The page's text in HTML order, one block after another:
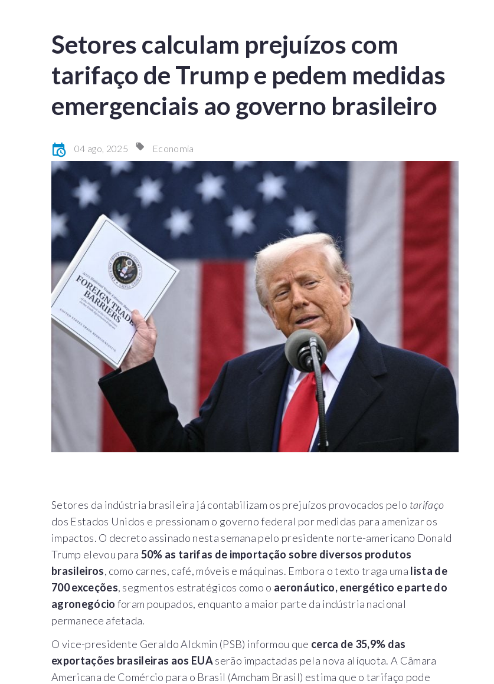
Setores calculam prejuízos com
tarifaço de Trump e pedem medidas
emergenciais ao governo brasileiro
04 ago, 2025 Economia
Setores da indústria brasileira já contabilizam os prejuízos provocados pelo tarifaço
dos Estados Unidos e pressionam o governo federal por medidas para amenizar os
impactos. O decreto assinado nesta semana pelo presidente norte-americano Donald
Trump elevou para 50% as tarifas de importação sobre diversos produtos
brasileiros, como carnes, café, móveis e máquinas. Embora o texto traga uma lista de
700 exceções, segmentos estratégicos como o aeronáutico, energético e parte do
agronegócio foram poupados, enquanto a maior parte da indústria nacional
permanece afetada.
O vice-presidente Geraldo Alckmin (PSB) informou que cerca de 35,9% das
exportações brasileiras aos EUAserão impactadas pela nova alíquota. A Câmara
Americana de Comércio para o Brasil (Amcham Brasil) estima que o tarifaço pode